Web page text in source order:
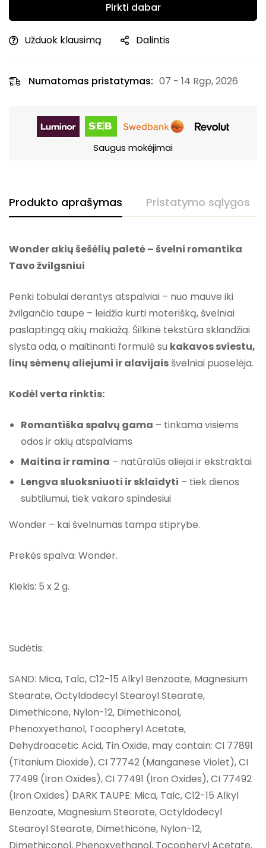
Pirkti dabar
Užduok klausimą Dalintis
Numatomas pristatymas: 07 - 14 Rgp, 2026
Saugus mokėjimai
Produkto aprašymas Pristatymo sąlygos
Wonder akių šešėlių paletė – švelni romantika
Tavo žvilgsniui
Penki tobulai derantys atspalviai – nuo mauve iki
žvilgančio taupe – leidžia kurti moterišką, švelniai
paslaptingą akių makiažą. Šilkinė tekstūra sklandžiai
slysta oda, o maitinanti formulė su kakavos sviestu,
linų sėmenų aliejumi ir alavijais švelniai puoselėja.
Kodėl verta rinktis:
Romantiška spalvų gama – tinkama visiems
odos ir akių atspalviams
Maitina ir ramina – natūralūs aliejai ir ekstraktai
Lengva sluoksniuoti ir sklaidyti – tiek dienos
subtilumui, tiek vakaro spindesiui
Wonder – kai švelnumas tampa stiprybe.
Prekės spalva: Wonder.
Kiekis: 5 x 2 g.
Sudėtis:
SAND: Mica, Talc, C12-15 Alkyl Benzoate, Magnesium
Stearate, Octyldodecyl Stearoyl Stearate,
Dimethicone, Nylon-12, Dimethiconol,
Phenoxyethanol, Tocopheryl Acetate,
Dehydroacetic Acid, Tin Oxide, may contain: CI 77891
(Titanium Dioxide), CI 77742 (Manganese Violet), CI
77499 (Iron Oxides), CI 77491 (Iron Oxides), CI 77492
(Iron Oxides) DARK TAUPE: Mica, Talc, C12-15 Alkyl
Benzoate, Magnesium Stearate, Octyldodecyl
Stearoyl Stearate, Dimethicone, Nylon-12,